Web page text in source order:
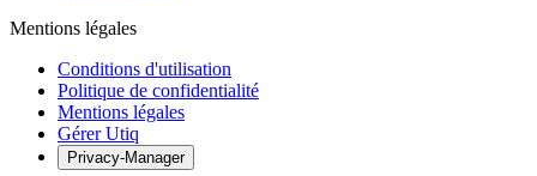
Mentions légales
Conditions d'utilisation
Politique de confidentialité
Mentions légales
Gérer Utiq
Privacy-Manager